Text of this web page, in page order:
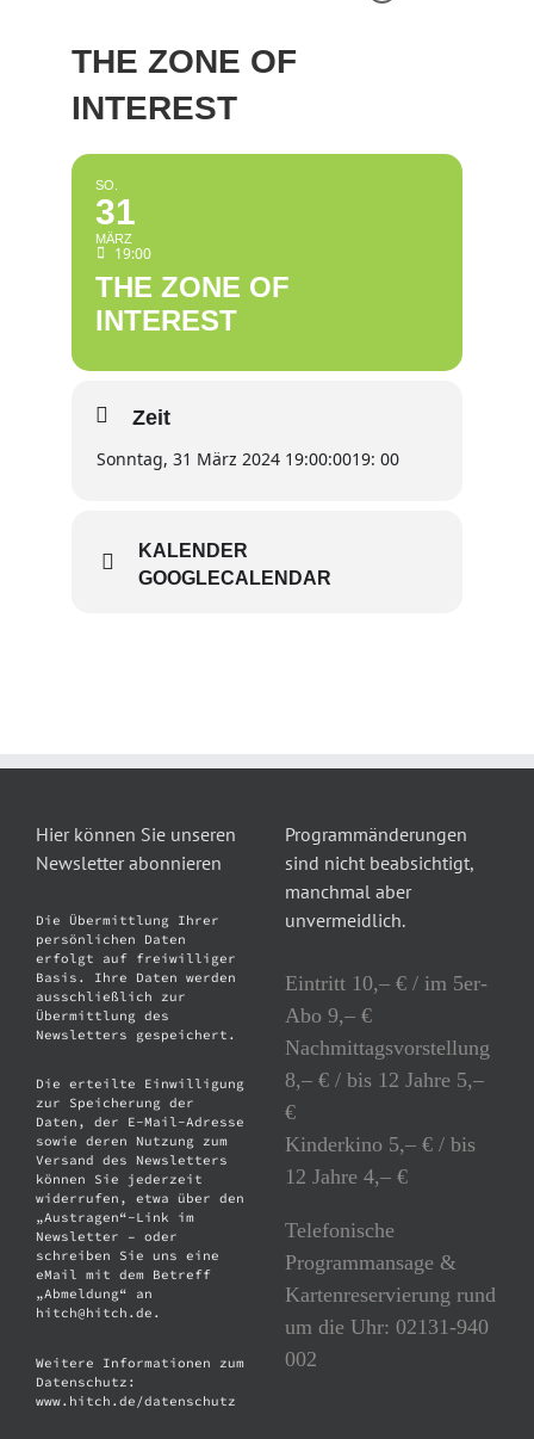
THE ZONE OF
INTEREST
SO.
31
MÄRZ
19:00
THE ZONE OF
INTEREST
Zeit
Sonntag, 31 März 2024 19:00:0019: 00
KALENDER
GOOGLECALENDAR
Hier können Sie unseren
Newsletter abonnieren
Die Übermittlung Ihrer
persönlichen Daten
erfolgt auf freiwilliger
Basis. Ihre Daten werden
ausschließlich zur
Übermittlung des
Newsletters gespeichert.
Die erteilte Einwilligung
zur Speicherung der
Daten, der E-Mail-Adresse
sowie deren Nutzung zum
Versand des Newsletters
können Sie jederzeit
widerrufen, etwa über den
„Austragen“-Link im
Newsletter – oder
schreiben Sie uns eine
eMail mit dem Betreff
„Abmeldung“ an
hitch@hitch.de.
Weitere Informationen zum
Datenschutz:
www.hitch.de/datenschutz
Programmänderungen
sind nicht beabsichtigt,
manchmal aber
unvermeidlich.
Eintritt 10,– € / im 5er-
Abo 9,– €
Nachmittagsvorstellung
8,– € / bis 12 Jahre 5,–
€
Kinderkino 5,– € / bis
12 Jahre 4,– €
Telefonische
Programmansage &
Kartenreservierung rund
um die Uhr: 02131-940
002